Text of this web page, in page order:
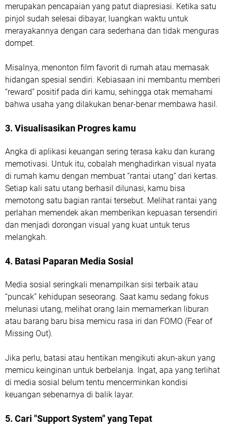
merupakan pencapaian yang patut diapresiasi. Ketika satu
pinjol sudah selesai dibayar, luangkan waktu untuk
merayakannya dengan cara sederhana dan tidak menguras
dompet.
Misalnya, menonton film favorit di rumah atau memasak
hidangan spesial sendiri. Kebiasaan ini membantu memberi
“reward” positif pada diri kamu, sehingga otak memahami
bahwa usaha yang dilakukan benar-benar membawa hasil.
3. Visualisasikan Progres kamu
Angka di aplikasi keuangan sering terasa kaku dan kurang
memotivasi. Untuk itu, cobalah menghadirkan visual nyata
di rumah kamu dengan membuat “rantai utang” dari kertas.
Setiap kali satu utang berhasil dilunasi, kamu bisa
memotong satu bagian rantai tersebut. Melihat rantai yang
perlahan memendek akan memberikan kepuasan tersendiri
dan menjadi dorongan visual yang kuat untuk terus
melangkah.
4. Batasi Paparan Media Sosial
Media sosial seringkali menampilkan sisi terbaik atau
“puncak” kehidupan seseorang. Saat kamu sedang fokus
melunasi utang, melihat orang lain memamerkan liburan
atau barang baru bisa memicu rasa iri dan FOMO (Fear of
Missing Out).
Jika perlu, batasi atau hentikan mengikuti akun-akun yang
memicu keinginan untuk berbelanja. Ingat, apa yang terlihat
di media sosial belum tentu mencerminkan kondisi
keuangan sebenarnya di balik layar.
5. Cari "Support System" yang Tepat